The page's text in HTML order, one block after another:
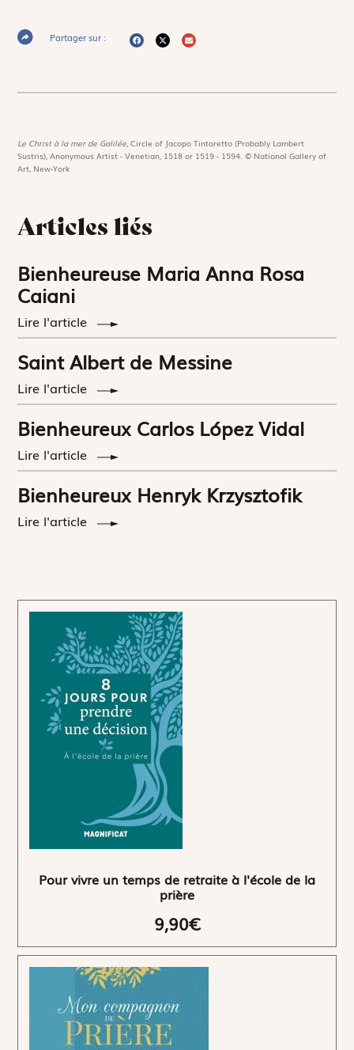
Partager sur :
Le Christ à la mer de Galilée,Circle of Jacopo Tintoretto (Probably Lambert
Sustris), Anonymous Artist - Venetian, 1518 or 1519 - 1594. © National Gallery of
Art, New-York
Articles liés
Bienheureuse Maria Anna Rosa
Caiani
Lire l'article
Saint Albert de Messine
Lire l'article
Bienheureux Carlos López Vidal
Lire l'article
Bienheureux Henryk Krzysztofik
Lire l'article
Pour vivre un temps de retraite à l'école de la
prière
9,90€